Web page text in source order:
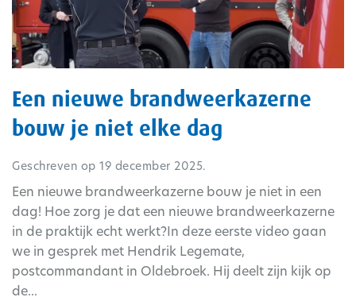
Een nieuwe brandweerkazerne
bouw je niet elke dag
Geschreven op 19 december 2025.
Een nieuwe brandweerkazerne bouw je niet in een
dag! Hoe zorg je dat een nieuwe brandweerkazerne
in de praktijk echt werkt?In deze eerste video gaan
we in gesprek met Hendrik Legemate,
postcommandant in Oldebroek. Hij deelt zijn kijk op
de...